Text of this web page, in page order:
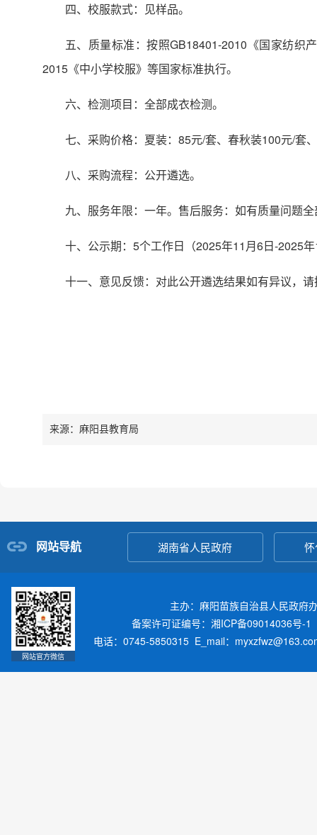
四、校服款式：见样品。
五、质量标准：按照GB18401-2010《国家纺织
2015《中小学校服》等国家标准执行。
六、检测项目：全部成衣检测。
七、采购价格：夏装：85元/套、春秋装100元/套
八、采购流程：公开遴选。
九、服务年限：一年。售后服务：如有质量问题
十、公示期：5个工作日（2025年11月6日-2025
十一、意见反馈：对此公开遴选结果如有异议，
来源：麻阳县教育局
网站导航 湖南省人民政府
网站官方微信
主办：麻阳苗族自治县人民政
备案许可证编号：湘ICP备09014036号-1
电话：0745-5850315 E_mail：